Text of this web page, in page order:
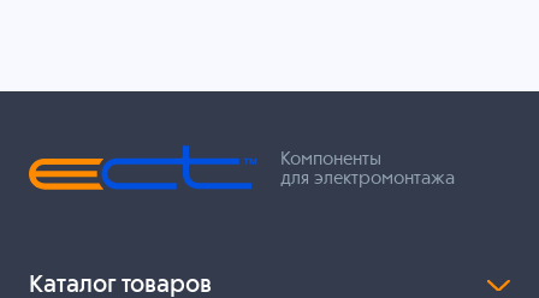
Компоненты
для электромонтажа
Каталог товаров